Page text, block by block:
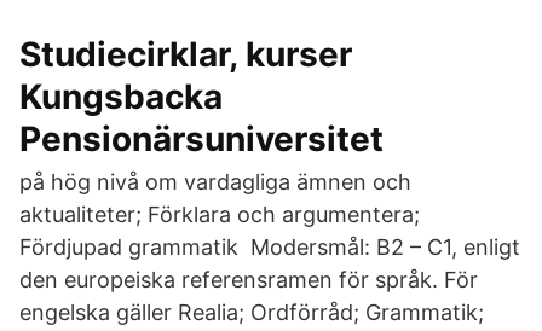
Studiecirklar, kurser
Kungsbacka
Pensionärsuniversitet
på hög nivå om vardagliga ämnen och
aktualiteter; Förklara och argumentera;
Fördjupad grammatik Modersmål: B2 – C1, enligt
den europeiska referensramen för språk. För
engelska gäller Realia; Ordförråd; Grammatik;